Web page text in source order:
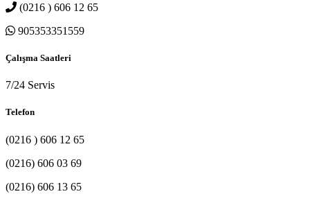
(0216 ) 606 12 65
905353351559
Çalışma Saatleri
7/24 Servis
Telefon
(0216 ) 606 12 65
(0216) 606 03 69
(0216) 606 13 65